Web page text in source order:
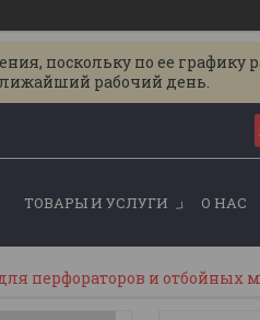
поскольку по ее графику
рабочий день.
ТОВАРЫ И УСЛУГИ О НАС
перфораторов и отбойных